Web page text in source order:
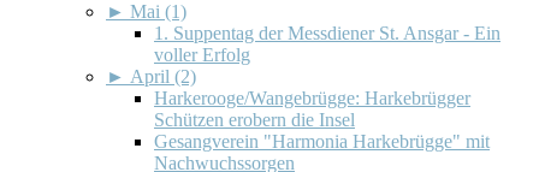
► Mai (1)
1. Suppentag der Messdiener St. Ansgar - Ein
voller Erfolg
► April (2)
Harkerooge/Wangebrügge: Harkebrügger
Schützen erobern die Insel
Gesangverein "Harmonia Harkebrügge" mit
Nachwuchssorgen